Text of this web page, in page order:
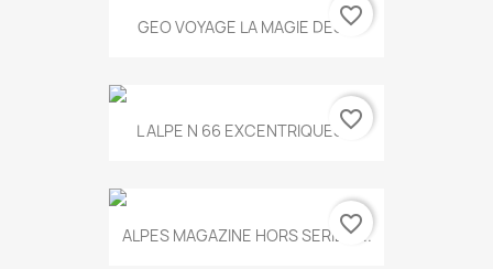
GEO VOYAGE LA MAGIE DES...
favorite_border
L ALPE N 66 EXCENTRIQUES...
favorite_border
ALPES MAGAZINE HORS SERIE N...
favorite_border